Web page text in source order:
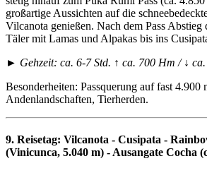
großartige Aussichten auf die
Vilcanota genießen. Nach dem Pass
Täler mit Lamas und Alpakas bis ins
► Gehzeit: ca. 6-7 Std. ↑ ca. 700 Hm / ↓
Besonderheiten: Passquerung auf fast 4.900
Andenlandschaften, Tierherden.
9. Reisetag: Vilcanota - Cusipata -
(Vinicunca, 5.040 m) - Ausangate Cocha